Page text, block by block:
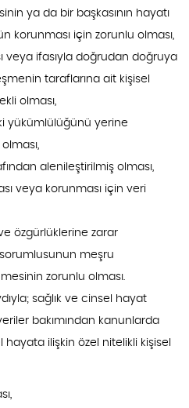
ya da bir başkasının hayatı
korunması için zorunlu olması,
veya ifasıyla doğrudan doğruya
taraflarına ait kişisel
olması,
yükümlülüğünü yerine
alenileştirilmiş olması,
veya korunması için veri
özgürlüklerine zarar
meşru
zorunlu olması.
sağlık ve cinsel hayat
bakımından kanunlarda
ilişkin özel nitelikli kişisel